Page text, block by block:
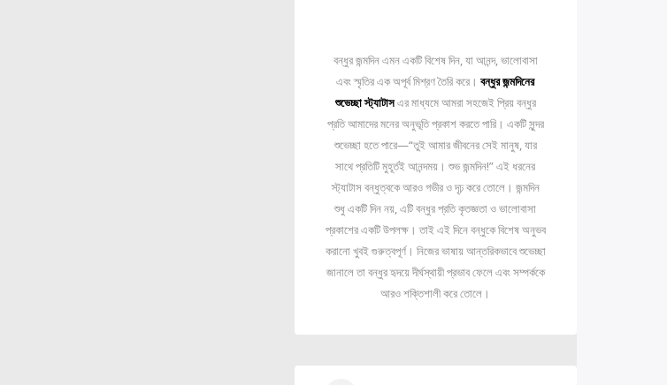
বন্ধুর জন্মদিন এমন একটি বিশেষ দিন, যা আনন্দ, ভালোবাসা
এবং স্মৃতির এক অপূর্ব মিশ্রণ তৈরি করে।বন্ধুর জন্মদিনের
শুভেচ্ছা স্ট্যাটাসএর মাধ্যমে আমরা সহজেই প্রিয় বন্ধুর
প্রতি আমাদের মনের অনুভূতি প্রকাশ করতে পারি। একটি সুন্দর
শুভেচ্ছা হতে পারে—“তুই আমার জীবনের সেই মানুষ, যার
সাথে প্রতিটি মুহূর্তই আনন্দময়। শুভ জন্মদিন!” এই ধরনের
স্ট্যাটাস বন্ধুত্বকে আরও গভীর ও দৃঢ় করে তোলে। জন্মদিন
শুধু একটি দিন নয়, এটি বন্ধুর প্রতি কৃতজ্ঞতা ও ভালোবাসা
প্রকাশের একটি উপলক্ষ। তাই এই দিনে বন্ধুকে বিশেষ অনুভব
করানো খুবই গুরুত্বপূর্ণ। নিজের ভাষায় আন্তরিকভাবে শুভেচ্ছা
জানালে তা বন্ধুর হৃদয়ে দীর্ঘস্থায়ী প্রভাব ফেলে এবং সম্পর্ককে
আরও শক্তিশালী করে তোলে।